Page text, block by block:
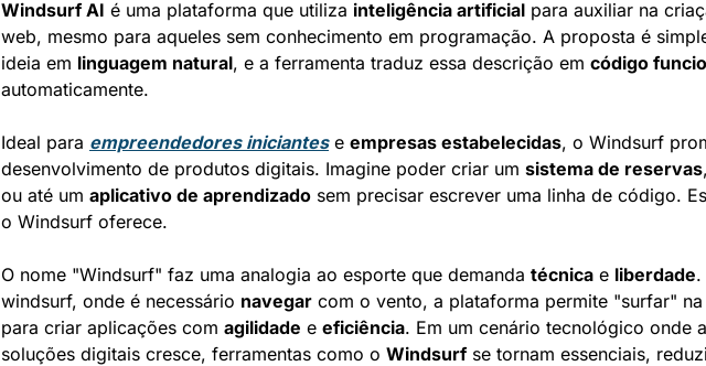
Windsurf AI é uma plataforma que utiliza inteligência artificial para auxiliar na
web, mesmo para aqueles sem conhecimento em programação. A proposta é
ideia em linguagem natural, e a ferramenta traduz essa descrição em código
automaticamente.
Ideal para empreendedores iniciantes e empresas estabelecidas, o Windsurf
desenvolvimento de produtos digitais. Imagine poder criar um sistema de reservas
ou até um aplicativo de aprendizado sem precisar escrever uma linha de código.
o Windsurf oferece.
O nome "Windsurf" faz uma analogia ao esporte que demanda técnica e liberdade.
windsurf, onde é necessário navegar com o vento, a plataforma permite "surfar"
para criar aplicações com agilidade e eficiência. Em um cenário tecnológico onde
soluções digitais cresce, ferramentas como o Windsurf se tornam essenciais,